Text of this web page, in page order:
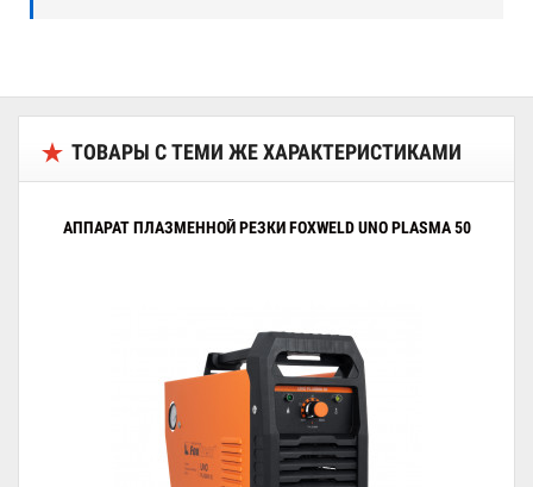
ТОВАРЫ С ТЕМИ ЖЕ ХАРАКТЕРИСТИКАМИ
АППАРАТ ПЛАЗМЕННОЙ РЕЗКИ FOXWELD UNO PLASMA 50